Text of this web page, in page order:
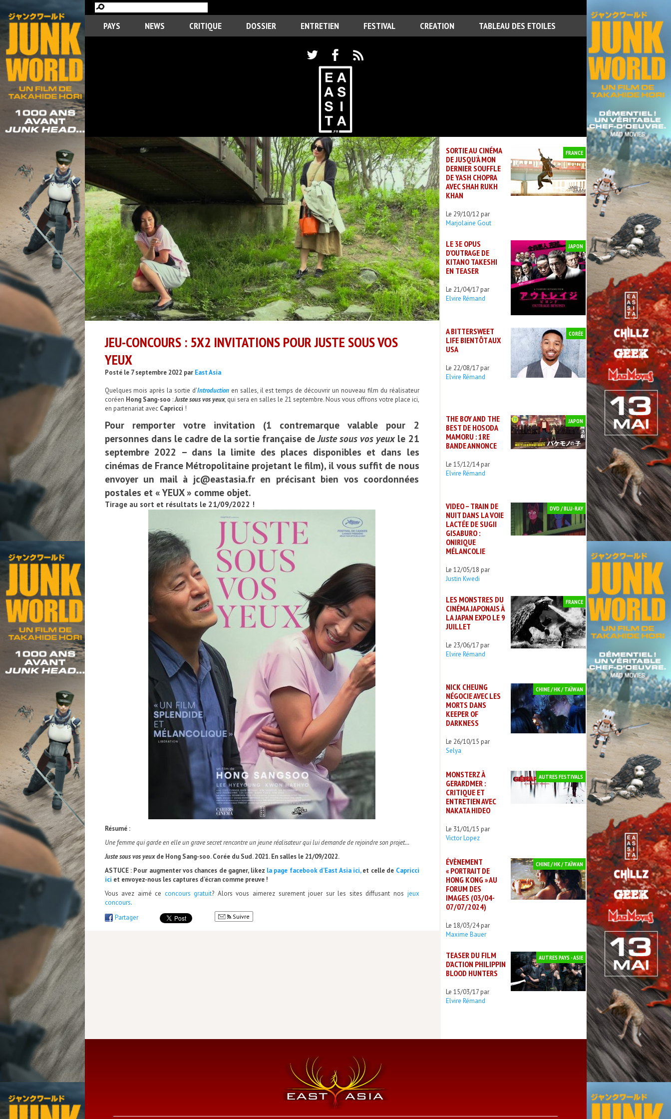
PAYS NEWS CRITIQUE DOSSIER ENTRETIEN FESTIVAL CREATION TABLEAU DES ETOILES
JEU-CONCOURS : 5X2 INVITATIONS POUR JUSTE SOUS VOS
YEUX
Posté le 7 septembre 2022 par East Asia
Quelques mois après la sortie d’Introductionen salles, il est temps de découvrir un nouveau film du réalisateur
coréen Hong Sang-soo :Juste sous vos yeux, qui sera en salles le 21 septembre. Nous vous offrons votre place ici,
en partenariat avec Capricci !
Pour remporter votre invitation (1 contremarque valable pour 2
personnes dans le cadre de la sortie française deJuste sous vos yeuxle 21
septembre 2022 – dans la limite des places disponibles et dans les
cinémas de France Métropolitaine projetant le film), il vous suffit de nous
envoyer un mail à jc@eastasia.fr en précisant bien vos coordonnées
postales et « YEUX » comme objet.
Tirage au sort et résultats le 21/09/2022 !
Résumé :
Une femme qui garde en elle un grave secret rencontre un jeune réalisateur qui lui demande de rejoindre son projet…
Juste sous vos yeuxde Hong Sang-soo. Corée du Sud. 2021. En salles le 21/09/2022.
ASTUCE : Pour augmenter vos chances de gagner, likez la page facebook d’East Asia ici,et celle de Capricci
ici et envoyez-nous les captures d’écran comme preuve !
Vous avez aimé ce concours gratuit? Alors vous aimerez surement jouer sur les sites diffusant nos jeux
concours.
Partager
Suivre
SORTIE AU CINÉMA
DE JUSQU’À MON
DERNIER SOUFFLE
DE YASH CHOPRA
AVEC SHAH RUKH
KHAN
Le 29/10/12 par
Marjolaine Gout
FRANCE
LE 3E OPUS
D’OUTRAGE DE
KITANO TAKESHI
EN TEASER
Le 21/04/17 par
Elvire Rémand
JAPON
A BITTERSWEET
LIFE BIENTÔT AUX
USA
Le 22/08/17 par
Elvire Rémand
CORÉE
THE BOY AND THE
BEST DE HOSODA
MAMORU : 1RE
BANDE ANNONCE
Le 15/12/14 par
Elvire Rémand
JAPON
VIDEO – TRAIN DE
NUIT DANS LA VOIE
LACTÉE DE SUGII
GISABURO :
ONIRIQUE
MÉLANCOLIE
Le 12/05/18 par
Justin Kwedi
DVD / BLU-RAY
LES MONSTRES DU
CINÉMA JAPONAIS À
LA JAPAN EXPO LE 9
JUILLET
Le 23/06/17 par
Elvire Rémand
FRANCE
NICK CHEUNG
NÉGOCIE AVEC LES
MORTS DANS
KEEPER OF
DARKNESS
Le 26/10/15 par
Selya
CHINE / HK / TAÏWAN
MONSTERZ À
GERARDMER :
CRITIQUE ET
ENTRETIEN AVEC
NAKATA HIDEO
Le 31/01/15 par
Victor Lopez
AUTRES FESTIVALS
ÉVÈNEMENT
« PORTRAIT DE
HONG KONG » AU
FORUM DES
IMAGES (03/04-
07/07/2024)
Le 18/03/24 par
Maxime Bauer
CHINE / HK / TAÏWAN
TEASER DU FILM
D’ACTION PHILIPPIN
BLOOD HUNTERS
Le 15/03/17 par
Elvire Rémand
AUTRES PAYS - ASIE